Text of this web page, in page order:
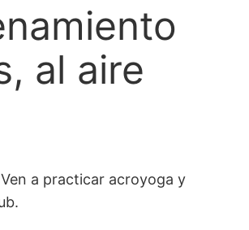
al aire
a practicar acroyoga y